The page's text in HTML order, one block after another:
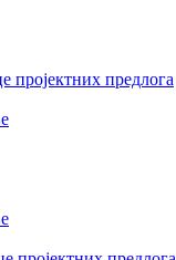
пројектних предлога